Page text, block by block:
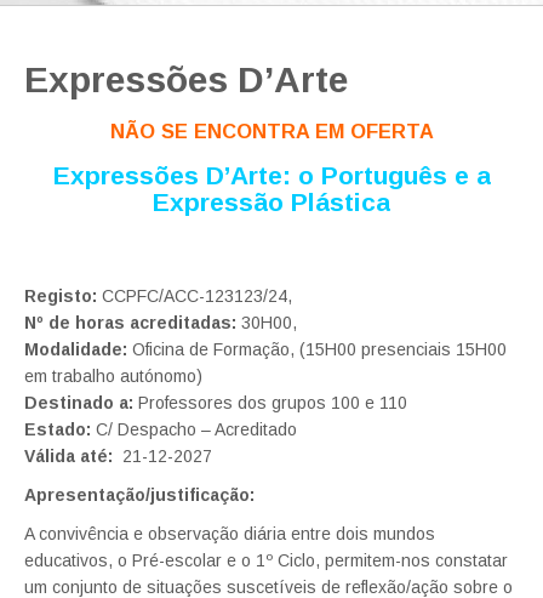
Expressões D’Arte
NÃO SE ENCONTRA EM OFERTA
Expressões D’Arte: o Português e a
Expressão Plástica
Registo: CCPFC/ACC-123123/24,
Nº de horas acreditadas: 30H00,
Modalidade: Oficina de Formação, (15H00 presenciais 15H00
em trabalho autónomo)
Destinado a: Professores dos grupos 100 e 110
Estado: C/ Despacho – Acreditado
Válida até: 21-12-2027
Apresentação/justificação:
A convivência e observação diária entre dois mundos
educativos, o Pré-escolar e o 1º Ciclo, permitem-nos constatar
um conjunto de situações suscetíveis de reflexão/ação sobre o